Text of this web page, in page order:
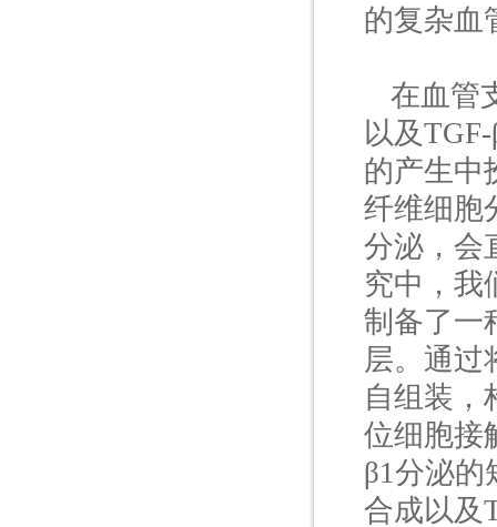
的复杂血
在血管
以及
的产生中
纤维细胞
分泌，会
究中，我
制备了一
层。通过
自组装，
位细胞接
β1分泌的
合成以及